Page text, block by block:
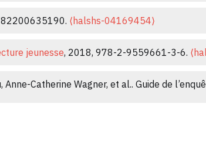
COnTEXTES. Revue de sociologie de la
⟨halshs-04169454⟩
jeunesse, 2018, 978-2-9559661-3-6.
Catherine Wagner, et al.. Guide de